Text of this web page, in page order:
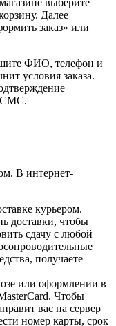
выберите
Далее
заказ» или
ФИО, телефон и
условия заказа.
СМС.
В интернет-
курьером.
доставки, чтобы
сдачу с любой
получаете
или оформлении в
Чтобы
вас на сервер
номер карты, срок